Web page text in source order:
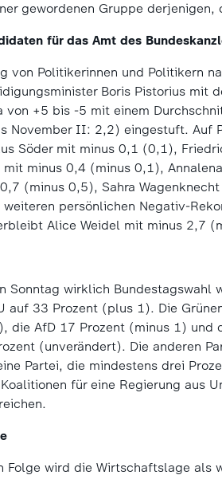
gewordenen Gruppe
für das Amt des
von Politikerinnen und Politikern
Boris Pistorius mit
von +5 bis -5 mit einem
November II: 2,2) eingestuft. Auf
Söder mit minus 0,1 (0,1),
minus 0,4 (minus 0,1),
(minus 0,5), Sahra
weiteren persönlichen Negativ-
Alice Weidel mit minus 2,7
Sonntag wirklich
auf 33 Prozent (plus 1). Die
die AfD 17 Prozent (minus 1) und
(unverändert). Die anderen
Partei, die mindestens drei
für eine Regierung aus
Folge wird die Wirtschaftslage als